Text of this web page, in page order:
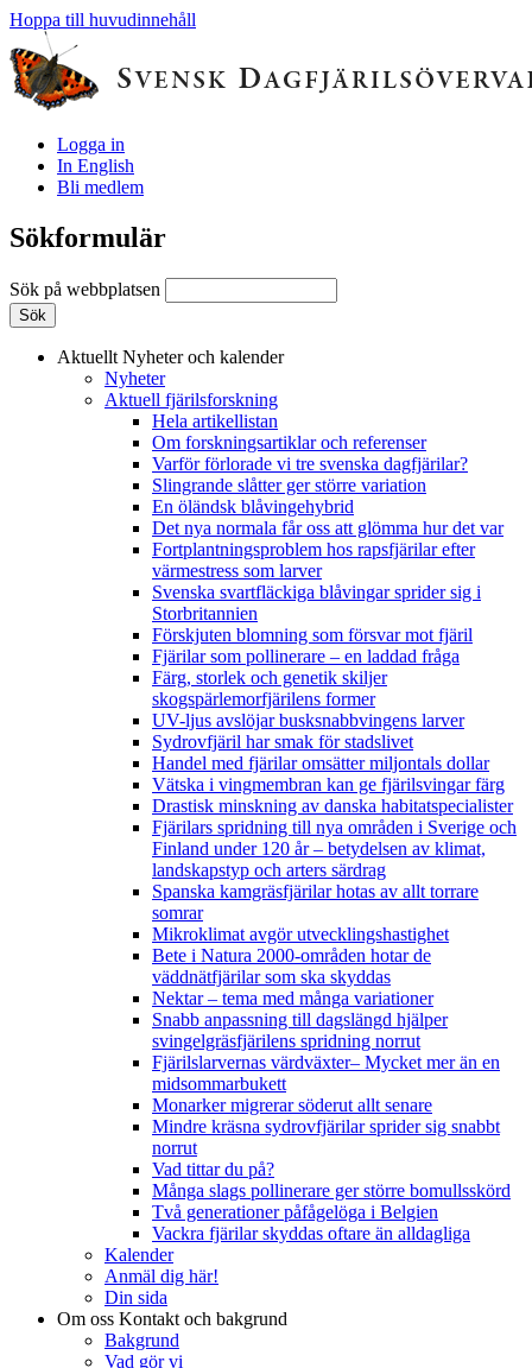
Hoppa till huvudinnehåll
Logga in
In English
Bli medlem
Sökformulär
Sök på webbplatsen
Aktuellt Nyheter och kalender
Nyheter
Aktuell fjärilsforskning
Hela artikellistan
Om forskningsartiklar och referenser
Varför förlorade vi tre svenska dagfjärilar?
Slingrande slåtter ger större variation
En öländsk blåvingehybrid
Det nya normala får oss att glömma hur det var
Fortplantningsproblem hos rapsfjärilar efter
värmestress som larver
Svenska svartfläckiga blåvingar sprider sig i
Storbritannien
Förskjuten blomning som försvar mot fjäril
Fjärilar som pollinerare – en laddad fråga
Färg, storlek och genetik skiljer
skogspärlemorfjärilens former
UV-ljus avslöjar busksnabbvingens larver
Sydrovfjäril har smak för stadslivet
Handel med fjärilar omsätter miljontals dollar
Vätska i vingmembran kan ge fjärilsvingar färg
Drastisk minskning av danska habitatspecialister
Fjärilars spridning till nya områden i Sverige och
Finland under 120 år– betydelsen av klimat,
landskapstyp och arters särdrag
Spanska kamgräsfjärilar hotas av allt torrare
somrar
Mikroklimat avgör utvecklingshastighet
Bete i Natura 2000-områden hotar de
väddnätfjärilar som ska skyddas
Nektar – tema med många variationer
Snabb anpassning till dagslängd hjälper
svingelgräsfjärilens spridning norrut
Fjärilslarvernas värdväxter– Mycket mer än en
midsommarbukett
Monarker migrerar söderut allt senare
Mindre kräsna sydrovfjärilar sprider sig snabbt
norrut
Vad tittar du på?
Många slags pollinerare ger större bomullsskörd
Två generationer påfågelöga i Belgien
Vackra fjärilar skyddas oftare än alldagliga
Kalender
Anmäl dig här!
Din sida
Om oss Kontakt och bakgrund
Bakgrund
Vad gör vi